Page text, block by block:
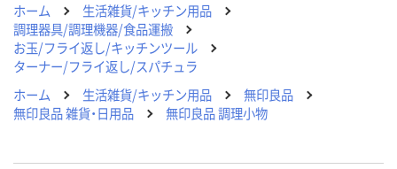
ホーム
生活雑貨/キッチン用品
調理器具/調理機器/食品運搬
お玉/フライ返し/キッチンツール
ターナー/フライ返し/スパチュラ
ホーム
生活雑貨/キッチン用品
無印良品
無印良品 雑貨・日用品
無印良品 調理小物